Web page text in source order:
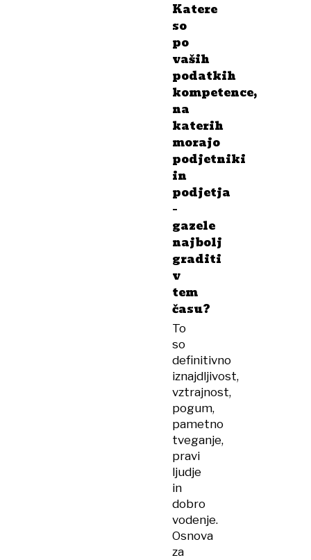
Katere
so
po
vaših
podatkih
kompetence,
na
katerih
morajo
podjetniki
in
podjetja
–
gazele
najbolj
graditi
v
tem
času?
To
so
definitivno
iznajdljivost,
vztrajnost,
pogum,
pametno
tveganje,
pravi
ljudje
in
dobro
vodenje.
Osnova
za